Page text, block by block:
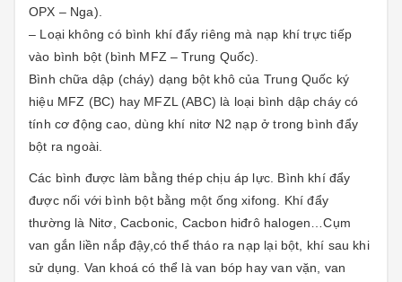
OPX – Nga).
– Loại không có bình khí đẩy riêng mà nạp khí trực tiếp
vào bình bột (bình MFZ – Trung Quốc).
Bình chữa dập (cháy) dạng bột khô của Trung Quốc ký
hiệu MFZ (BC) hay MFZL (ABC) là loại bình dập cháy có
tính cơ động cao, dùng khí nitơ N2 nạp ở trong bình đẩy
bột ra ngoài.
Các bình được làm bằng thép chịu áp lực. Bình khí đẩy
được nối với bình bột bằng một ống xifong. Khí đẩy
thường là Nitơ, Cacbonic, Cacbon hiđrô halogen…Cụm
van gắn liền nắp đậy,có thể tháo ra nạp lại bột, khí sau khi
sử dụng. Van khoá có thể là van bóp hay van vặn, van